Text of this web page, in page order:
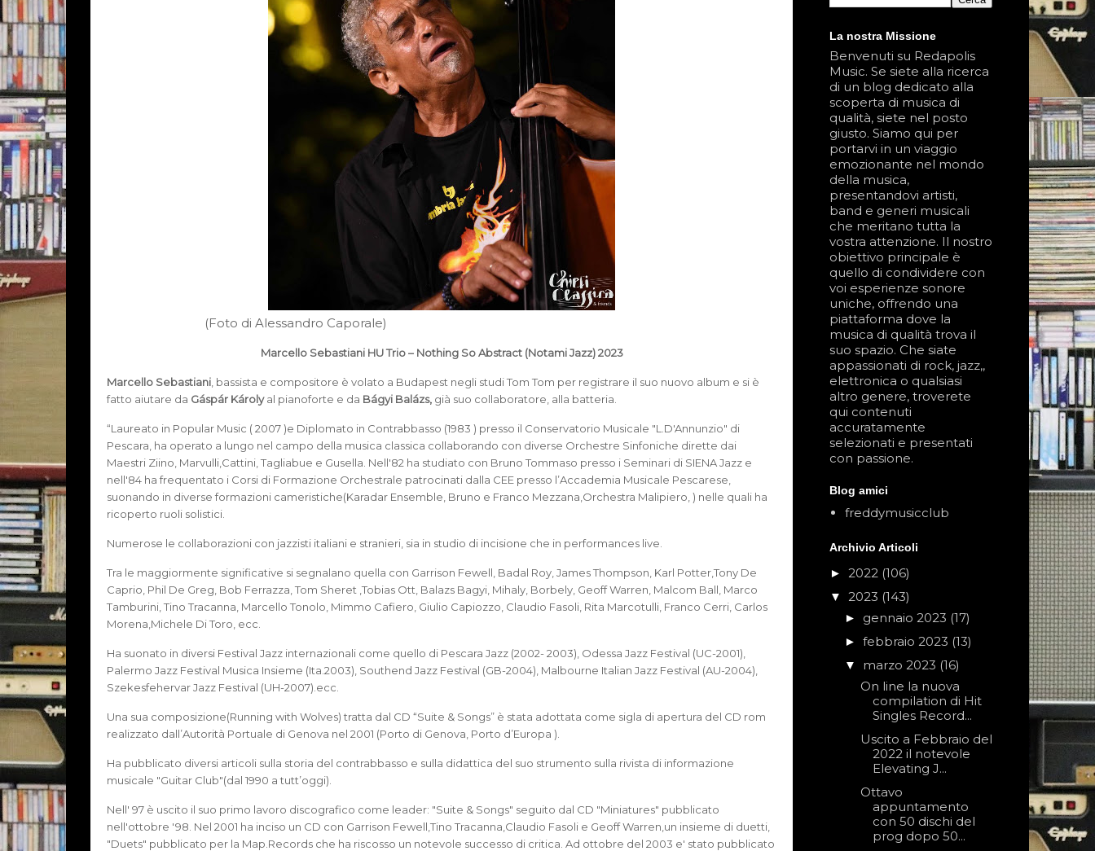
(Foto di Alessandro Caporale)
Marcello Sebastiani HU Trio – Nothing So Abstract (Notami Jazz) 2023
Marcello Sebastiani , bassista e compositore è volato a Budapest negli studi Tom Tom per registrare il suo nuovo album e si è
fatto aiutare da Gáspár Károlyal pianoforte e da Bágyi Balázs, già suo collaboratore, alla batteria.
“Laureato in Popular Music ( 2007 )e Diplomato in Contrabbasso (1983 ) presso il Conservatorio Musicale "L.D'Annunzio" di
Pescara, ha operato a lungo nel campo della musica classica collaborando con diverse Orchestre Sinfoniche dirette dai
Maestri Ziino, Marvulli,Cattini, Tagliabue e Gusella. Nell'82 ha studiato con Bruno Tommaso presso i Seminari di SIENA Jazz e
nell'84 ha frequentato i Corsi di Formazione Orchestrale patrocinati dalla CEE presso l’Accademia Musicale Pescarese,
suonando in diverse formazioni cameristiche(Karadar Ensemble, Bruno e Franco Mezzana,Orchestra Malipiero, ) nelle quali ha
ricoperto ruoli solistici.
Numerose le collaborazioni con jazzisti italiani e stranieri, sia in studio di incisione che in performances live.
Tra le maggiormente significative si segnalano quella con Garrison Fewell, Badal Roy, James Thompson, Karl Potter,Tony De
Caprio, Phil De Greg, Bob Ferrazza, Tom Sheret ,Tobias Ott, Balazs Bagyi, Mihaly, Borbely, Geoff Warren, Malcom Ball, Marco
Tamburini, Tino Tracanna, Marcello Tonolo, Mimmo Cafiero, Giulio Capiozzo, Claudio Fasoli, Rita Marcotulli, Franco Cerri, Carlos
Morena,Michele Di Toro, ecc.
Ha suonato in diversi Festival Jazz internazionali come quello di Pescara Jazz (2002- 2003), Odessa Jazz Festival (UC-2001),
Palermo Jazz Festival Musica Insieme (Ita.2003), Southend Jazz Festival (GB-2004), Malbourne Italian Jazz Festival (AU-2004),
Szekesfehervar Jazz Festival (UH-2007).ecc.
Una sua composizione(Running with Wolves) tratta dal CD “Suite & Songs” è stata adottata come sigla di apertura del CD rom
realizzato dall’Autorità Portuale di Genova nel 2001 (Porto di Genova, Porto d’Europa ).
Ha pubblicato diversi articoli sulla storia del contrabbasso e sulla didattica del suo strumento sulla rivista di informazione
musicale "Guitar Club"(dal 1990 a tutt’oggi).
Nell' 97 è uscito il suo primo lavoro discografico come leader: "Suite & Songs" seguito dal CD "Miniatures" pubblicato
nell'ottobre '98. Nel 2001 ha inciso un CD con Garrison Fewell,Tino Tracanna,Claudio Fasoli e Geoff Warren,un insieme di duetti,
"Duets" pubblicato per la Map.Records che ha riscosso un notevole successo di critica. Ad ottobre del 2003 e' stato pubblicato
La nostra Missione
Benvenuti su Redapolis
Music. Se siete alla ricerca
di un blog dedicato alla
scoperta di musica di
qualità, siete nel posto
giusto. Siamo qui per
portarvi in un viaggio
emozionante nel mondo
della musica,
presentandovi artisti,
band e generi musicali
che meritano tutta la
vostra attenzione. Il nostro
obiettivo principale è
quello di condividere con
voi esperienze sonore
uniche, offrendo una
piattaforma dove la
musica di qualità trova il
suo spazio. Che siate
appassionati di rock, jazz,,
elettronica o qualsiasi
altro genere, troverete
qui contenuti
accuratamente
selezionati e presentati
con passione.
Blog amici
freddymusicclub
Archivio Articoli
► 2022 (106)
▼ 2023 (143)
► gennaio 2023 (17)
► febbraio 2023 (13)
▼ marzo 2023 (16)
On line la nuova
compilation di Hit
Singles Record...
Uscito a Febbraio del
2022 il notevole
Elevating J...
Ottavo
appuntamento
con 50 dischi del
prog dopo 50...